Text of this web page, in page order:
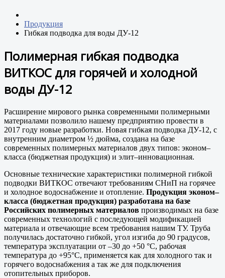
Продукция
Гибкая подводка для воды ДУ-12
Полимерная гибкая подводка
ВИТКОС для горячей и холодной
воды ДУ-12
Расширение мирового рынка современными полимерными
материалами позволило нашему предприятию провести в
2017 году новые разработки. Новая гибкая подводка ДУ-12, с
внутренним диаметром ½ дюйма, создана на базе
современных полимерных материалов двух типов: эконом–
класса (бюджетная продукция) и элит–инновационная.
Основные технические характеристики полимерной гибкой
подводки ВИТКОС отвечают требованиям СНиП на горячее
и холодное водоснабжение и отопление. Продукция эконом–
класса (бюджетная продукция) разработана на базе
Российских полимерных материалов производимых на базе
современных технологий с последующей модификацией
материала и отвечающие всем требования нашим ТУ. Труба
получилась достаточно гибкой, угол изгиба до 90 градусов,
температура эксплуатации от –30 до +50 °С, рабочая
температура до +95°С, применяется как для холодного так и
горячего водоснабжения а так же для подключения
отопительных приборов.